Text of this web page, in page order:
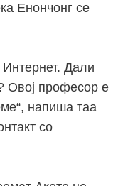
Енончонг се
Дали
Овој професор е
напиша таа
со